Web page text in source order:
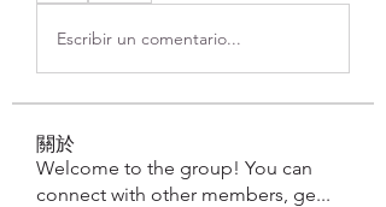
Escribir un comentario...
關於
Welcome to the group! You can
connect with other members, ge...